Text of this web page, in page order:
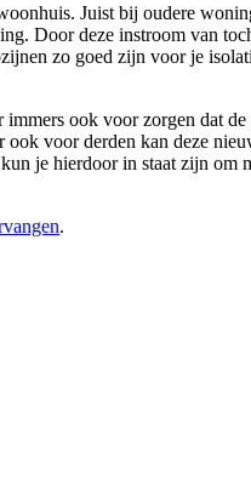
Juist bij oudere
Door deze instroom van
zo goed zijn voor je
ook voor zorgen dat
voor derden kan deze
je hierdoor in staat zijn
.